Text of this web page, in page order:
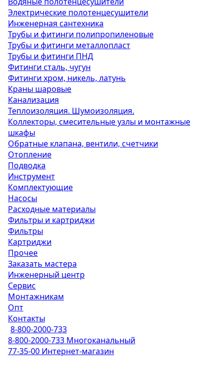
Электрические полотенцесушители
Инженерная сантехника
Трубы и фитинги полипропиленовые
Трубы и фитинги металлопласт
Трубы и фитинги ПНД
Фитинги сталь, чугун
Фитинги хром, никель, латунь
Краны шаровые
Канализация
Теплоизоляция. Шумоизоляция.
Коллекторы, смесительные узлы и монтажные
шкафы
Обратные клапана, вентили, счетчики
Отопление
Подводка
Инструмент
Комплектующие
Насосы
Расходные материалы
Фильтры и картриджи
Фильтры
Картриджи
Прочее
Заказать мастера
Инженерный центр
Сервис
Монтажникам
Опт
Контакты
8-800-2000-733
8-800-2000-733 Многоканальный
77-35-00 Интернет-магазин